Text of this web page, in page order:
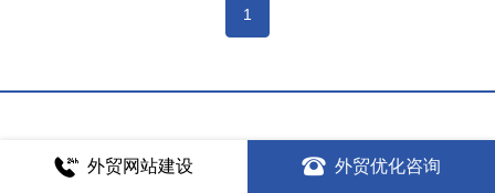
1
外贸网站建设 外贸优化咨询